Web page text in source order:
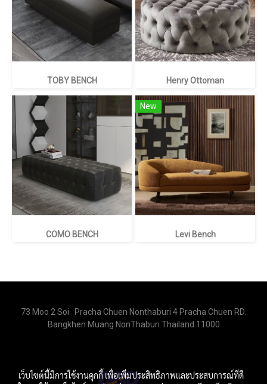
TOBY BENCH Henry Ottoman
COMO BENCH
New
Levi Bench
73 Moo 2 Soi Pracha Chuen Nonthaburi 4 Pracha Chuen RD.
Bangkhen Muang NonThaburi Thailand 11000
เว็บไซต์นี้มีการใช้งานคุกกี้ เพื่อเพิ่มประสิทธิภาพและประสบการณ์ที่ดี